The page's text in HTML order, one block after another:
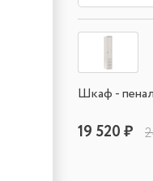
Шкаф -
19 520 ₽